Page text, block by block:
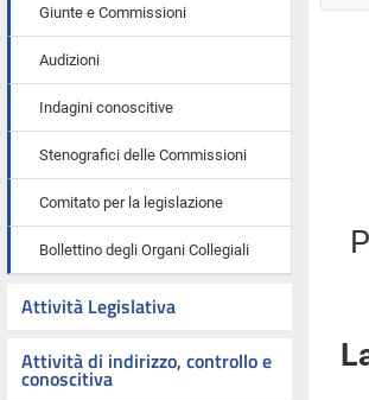
Giunte e Commissioni
Audizioni
Indagini conoscitive
Stenografici delle Commissioni
Comitato per la legislazione
Bollettino degli Organi Collegiali
Attività Legislativa
Attività di indirizzo, controllo e
conoscitiva